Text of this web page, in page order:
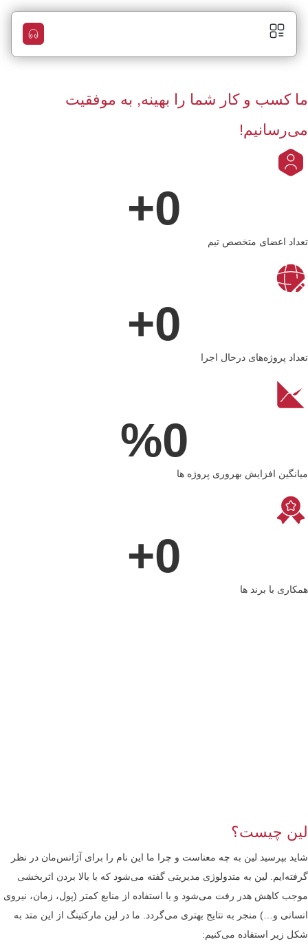
ما کسب و کار شما را بهینه, به موفقیت
می‌رسانیم!
0
+
تعداد اعضای متخصص تیم
0
+
تعداد پروژه‌های درحال اجرا
0
%
میانگین افزایش بهروری پروژه ها
0
+
همکاری با برند ها
لین چیست؟
شاید بپرسید لین به چه معناست و چرا ما این نام را برای آژانس‌مان در نظر
گرفته‌ایم. لین به متدولوژی مدیریتی گفته می‌شود که با بالا بردن اثربخشی
موجب کاهش هدر رفت می‌شود و با استفاده از منابع کمتر (پول، زمان، نیروی
انسانی و…) منجر به نتایج بهتری می‌گردد. ما در لین مارکتینگ از این متد به
شکل زیر استفاده می‌کنیم: